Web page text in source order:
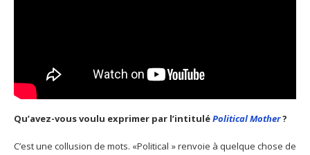
Qu’avez-vous voulu exprimer par l’intituléPolitical Mother?
C’est une collusion de mots. «Political » renvoie à quelque chose de